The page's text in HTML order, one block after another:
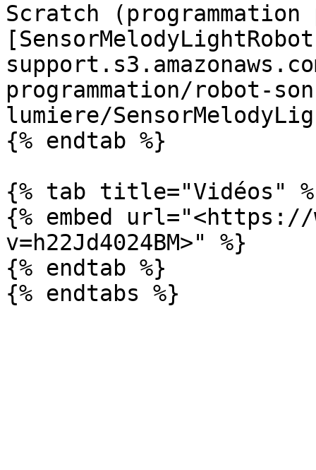
Scratch
programmation/robot-
lumiere/
{% endtab %}
{% tab title="Vidéos"
{% embed url="<https://
v=h22Jd4024BM>" %}
{% endtab %}